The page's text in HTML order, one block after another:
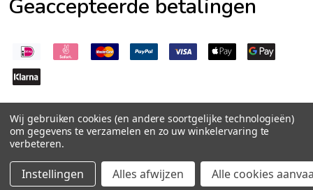
Aantal:
HOEVEELHEID VERLAGEN VAN UNDEFINED
HOEVEELHEID VERHOGEN VAN UNDEFINED
€2,25
Geaccepteerde betalingen
©2026Peperzaden.nl
Trustpilot
Wij gebruiken cookies (en andere soortgelijke technologieën)
om gegevens te verzamelen en zo uw winkelervaring te
verbeteren.
Instellingen Alles afwijzen Alle cookies